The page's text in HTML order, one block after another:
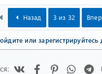
First Назад 3 из 32
или зарегистрируйтесь
FacebookPinterest